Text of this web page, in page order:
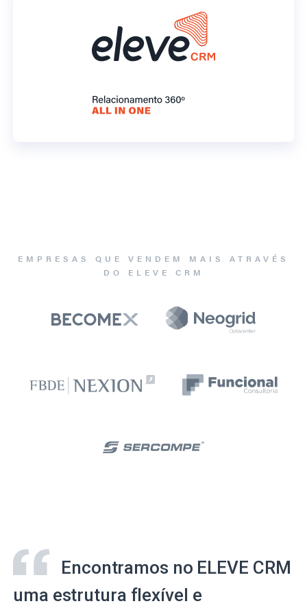
EMPRESAS QUE VENDEM MAIS ATRAVÉS
DO ELEVE CRM
Encontramos no ELEVE CRM
uma estrutura flexível e